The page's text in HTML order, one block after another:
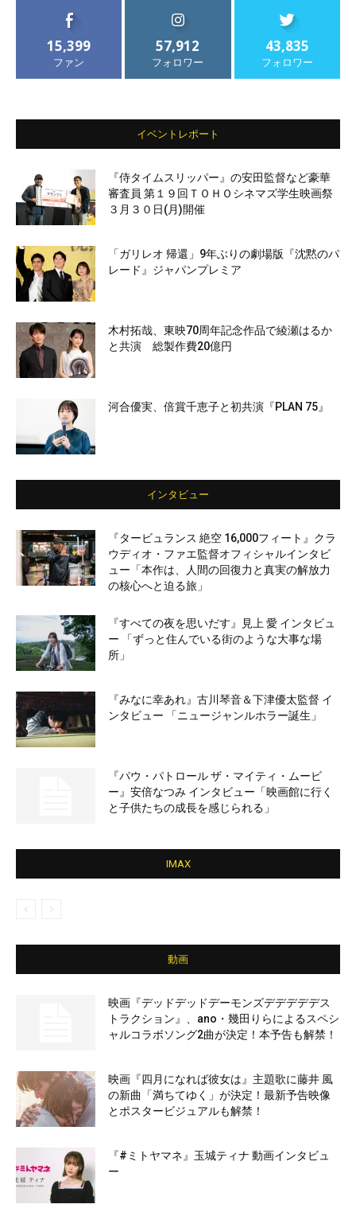
15,399
ファン
57,912
フォロワー
43,835
フォロワー
イベントレポート
『侍タイムスリッパー』の安田監督など豪華
審査員 第１９回ＴＯＨＯシネマズ学生映画祭
３月３０日(月)開催
「ガリレオ 帰還」9年ぶりの劇場版『沈黙のパ
レード』ジャパンプレミア
木村拓哉、東映70周年記念作品で綾瀬はるか
と共演 総製作費20億円
河合優実、倍賞千恵子と初共演『PLAN 75』
インタビュー
『タービュランス 絶空 16,000フィート』クラ
ウディオ・ファエ監督オフィシャルインタビ
ュー「本作は、人間の回復力と真実の解放力
の核心へと迫る旅」
『すべての夜を思いだす』見上 愛 インタビュ
ー 「ずっと住んでいる街のような大事な場
所」
『みなに幸あれ』古川琴音＆下津優太監督 イ
ンタビュー 「ニュージャンルホラー誕生」
『パウ・パトロール ザ・マイティ・ムービ
ー』安倍なつみ インタビュー「映画館に行く
と子供たちの成長を感じられる」
IMAX
動画
映画『デッドデッドデーモンズデデデデデス
トラクション』、ano・幾田りらによるスペシ
ャルコラボソング2曲が決定！本予告も解禁！
映画『四月になれば彼女は』主題歌に藤井 風
の新曲「満ちてゆく」が決定！最新予告映像
とポスタービジュアルも解禁！
『#ミトヤマネ』玉城ティナ 動画インタビュ
ー